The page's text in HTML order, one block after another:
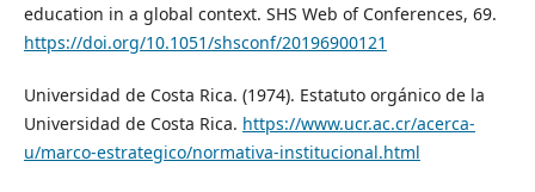
education in a global context. SHS Web of Conferences, 69.
https://doi.org/10.1051/shsconf/20196900121
Universidad de Costa Rica. (1974). Estatuto orgánico de la
Universidad de Costa Rica. https://www.ucr.ac.cr/acerca-
u/marco-estrategico/normativa-institucional.html